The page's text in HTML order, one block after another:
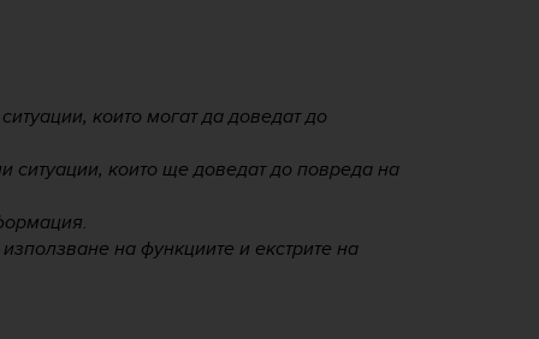
които могат да доведат до
ситуации, които ще доведат до повреда на
на функциите и екстрите на